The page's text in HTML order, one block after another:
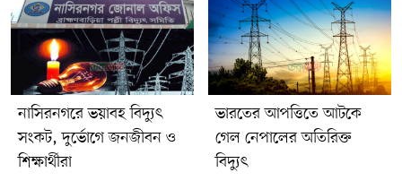
টানা কয়েক ঘণ্টা বিদ্যুৎ থাকছে না।ভুক্তভোগীদের অভিযোগ, ঘন ঘন
বিদ্যুৎ আসা-যাওয়ার কারণে ফ্রিজ, টেলিভিশন, ফ্যানসহ বিভিন্ন বৈদ্যুতিক
যন্ত্রপাতি নষ্ট হচ্ছে। লোডশেডিং চললেও বিদ্যুৎ বিল কমছে না, বরং
অনেক গ্রাহকের বিল আগের চেয়ে বেড়েছে বলেও অভিযোগ রয়েছে।
এদিকে সামান্য বৃষ্টি বা মেঘ হলেই বিদ্যুৎ বিচ্ছিন্ন হয়ে পড়া নাসিরনগরে
নিয়মিত ঘটনায় পরিণত হয়েছে। ঝড়-বৃষ্টির সময় বিদ্যুৎ চলে গেলে দীর্ঘ
সময়েও সংযোগ স্বাভাবিক না হওয়ায় দুর্ভোগ আরও বেড়ে যায়।বিদ্যুৎ
সংকট নিয়ে সামাজিক যোগাযোগমাধ্যমেও ক্ষোভ প্রকাশ করছেন
নাসিরনগরে ভয়াবহ বিদ্যুৎ
সংকট, দুর্ভোগে জনজীবন ও
শিক্ষার্থীরা
ভারতের আপত্তিতে আটকে
গেল নেপালের অতিরিক্ত
বিদ্যুৎ